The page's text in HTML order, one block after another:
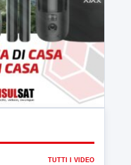
TUTTI I VIDEO